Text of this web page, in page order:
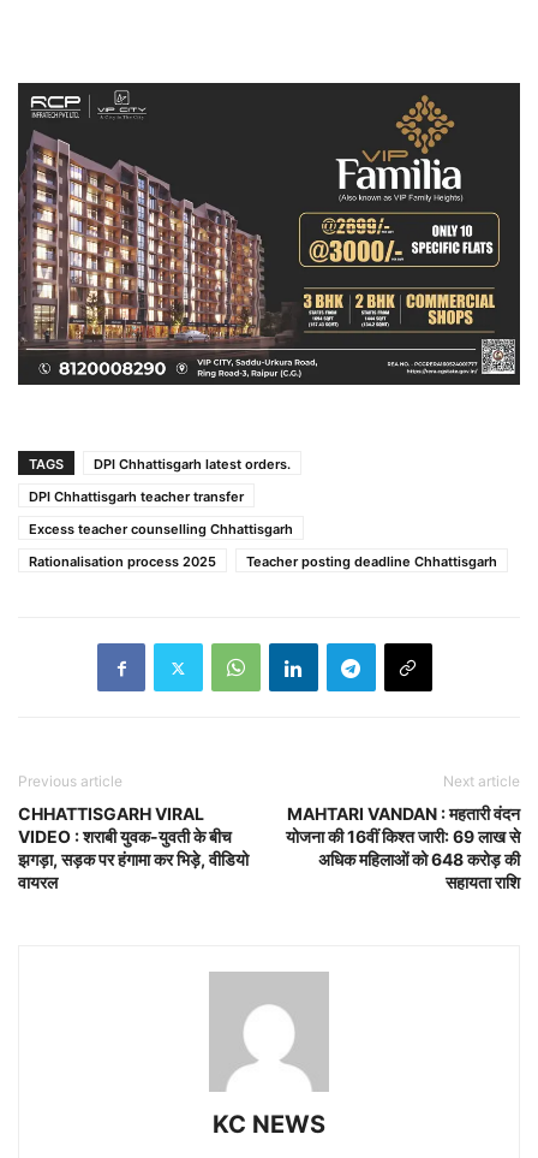
TAGS
DPI Chhattisgarh latest orders.
DPI Chhattisgarh teacher transfer
Excess teacher counselling Chhattisgarh
Rationalisation process 2025
Teacher posting deadline Chhattisgarh
Previous article
CHHATTISGARH VIRAL
VIDEO : शराबी युवक-युवती के बीच
झगड़ा, सड़क पर हंगामा कर भिड़े, वीडियो
वायरल
Next article
MAHTARI VANDAN : महतारी वंदन
योजना की 16वीं किश्त जारी: 69 लाख से
अधिक महिलाओं को 648 करोड़ की
सहायता राशि
KC NEWS